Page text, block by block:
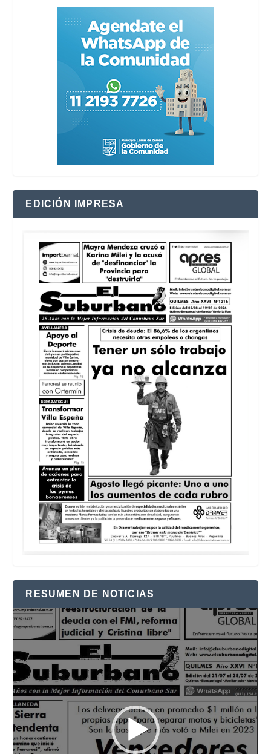
EDICIÓN IMPRESA
RESUMEN DE NOTICIAS
Reproductor
de
vídeo